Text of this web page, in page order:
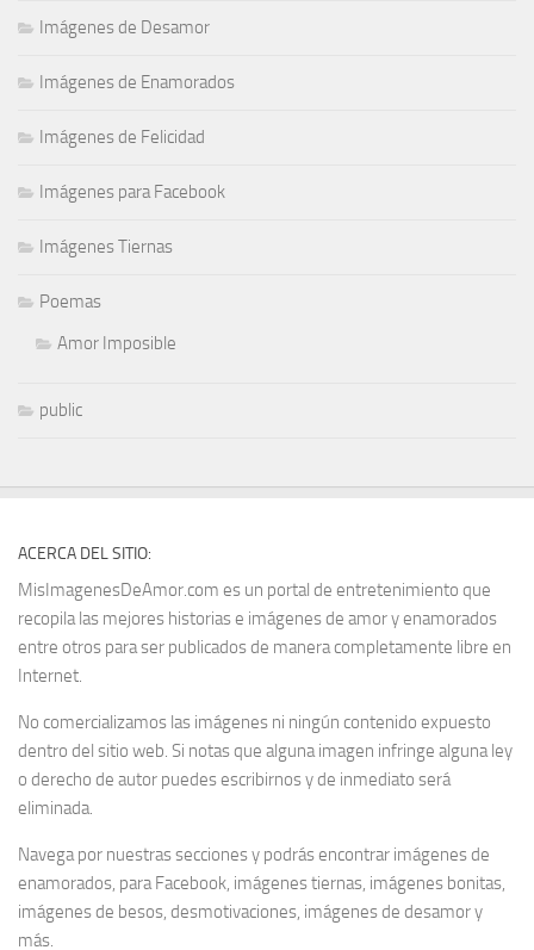
Imágenes de Desamor
Imágenes de Enamorados
Imágenes de Felicidad
Imágenes para Facebook
Imágenes Tiernas
Poemas
Amor Imposible
public
ACERCA DEL SITIO:
MisImagenesDeAmor.com es un portal de entretenimiento que
recopila las mejores historias e imágenes de amor y enamorados
entre otros para ser publicados de manera completamente libre en
Internet.
No comercializamos las imágenes ni ningún contenido expuesto
dentro del sitio web. Si notas que alguna imagen infringe alguna ley
o derecho de autor puedes escribirnos y de inmediato será
eliminada.
Navega por nuestras secciones y podrás encontrar imágenes de
enamorados, para Facebook, imágenes tiernas, imágenes bonitas,
imágenes de besos, desmotivaciones, imágenes de desamor y
más.